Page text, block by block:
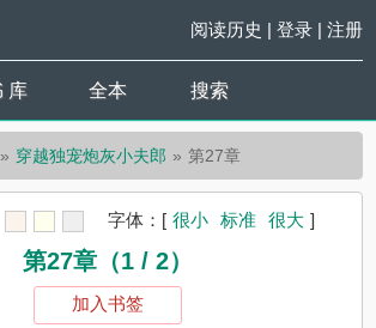
阅读历史 | 登录| 注册
库 全本 搜索
穿越独宠炮灰小夫郎 第27章
字体： [ 很小 标准 很大 ]
第27章（1 / 2）
加入书签